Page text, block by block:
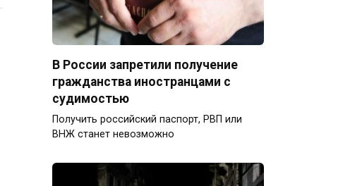
В России запретили получение
гражданства иностранцами с
судимостью
Получить российский паспорт, РВП или
ВНЖ станет невозможно